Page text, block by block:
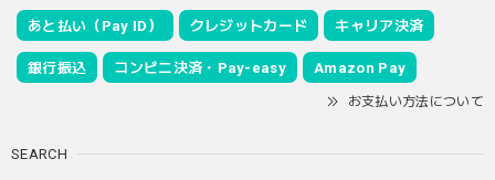
あと払い（Pay ID） クレジットカード キャリア決済
銀行振込 コンビニ決済・Pay-easy Amazon Pay
お支払い方法について
SEARCH